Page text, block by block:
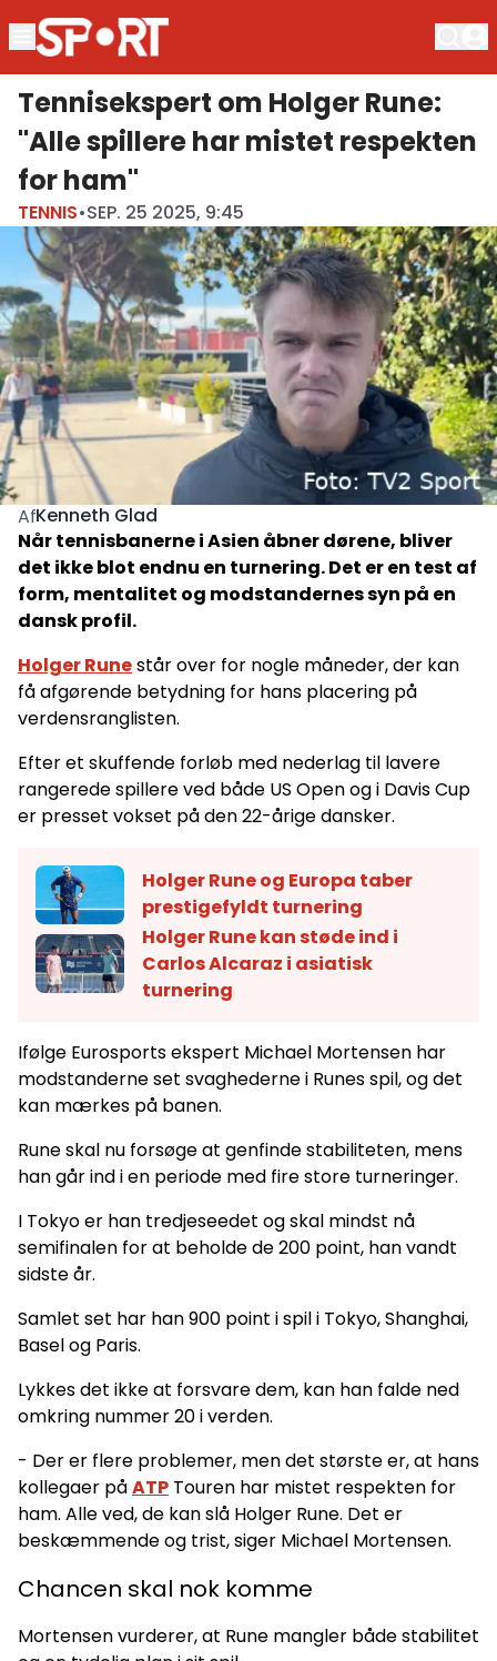
Tennisekspert om Holger Rune:
"Alle spillere har mistet respekten
for ham"
TENNIS•SEP. 25 2025, 9:45
AfKenneth Glad
Når tennisbanerne i Asien åbner dørene, bliver
det ikke blot endnu en turnering. Det er en test af
form, mentalitet og modstandernes syn på en
dansk profil.
Holger Runestår over for nogle måneder, der kan
få afgørende betydning for hans placering på
verdensranglisten.
Efter et skuffende forløb med nederlag til lavere
rangerede spillere ved både US Open og i Davis Cup
er presset vokset på den 22-årige dansker.
Holger Rune og Europa taber
prestigefyldt turnering
Holger Rune kan støde ind i
Carlos Alcaraz i asiatisk
turnering
Ifølge Eurosports ekspert Michael Mortensen har
modstanderne set svaghederne i Runes spil, og det
kan mærkes på banen.
Rune skal nu forsøge at genfinde stabiliteten, mens
han går ind i en periode med fire store turneringer.
I Tokyo er han tredjeseedet og skal mindst nå
semifinalen for at beholde de 200 point, han vandt
sidste år.
Samlet set har han 900 point i spil i Tokyo, Shanghai,
Basel og Paris.
Lykkes det ikke at forsvare dem, kan han falde ned
omkring nummer 20 i verden.
- Der er flere problemer, men det største er, at hans
kollegaer påATP Touren har mistet respekten for
ham. Alle ved, de kan slå Holger Rune. Det er
beskæmmende og trist, siger Michael Mortensen.
Chancen skal nok komme
Mortensen vurderer, at Rune mangler både stabilitet